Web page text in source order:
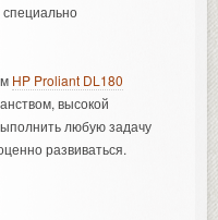
специально
HP Proliant DL180
высокой
любую задачу
развиваться.